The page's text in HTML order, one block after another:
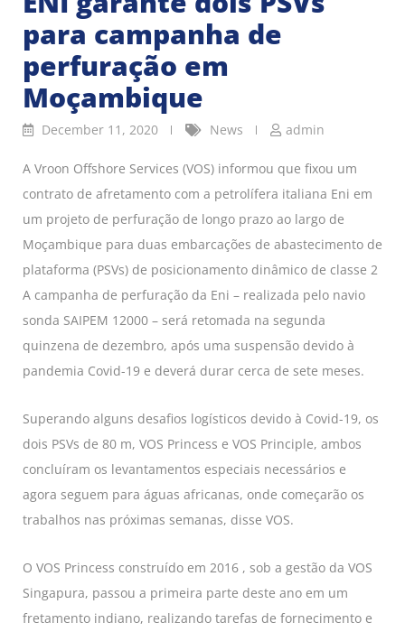
para campanha de
perfuração em
Moçambique
December 11, 2020 News admin
A Vroon Offshore Services (VOS) informou que fixou um
contrato de afretamento com a petrolífera italiana Eni em
um projeto de perfuração de longo prazo ao largo de
Moçambique para duas embarcações de abastecimento de
plataforma (PSVs) de posicionamento dinâmico de classe 2
A campanha de perfuração da Eni – realizada pelo navio
sonda SAIPEM 12000 – será retomada na segunda
quinzena de dezembro, após uma suspensão devido à
pandemia Covid-19 e deverá durar cerca de sete meses.
Superando alguns desafios logísticos devido à Covid-19, os
dois PSVs de 80 m, VOS Princess e VOS Principle, ambos
concluíram os levantamentos especiais necessários e
agora seguem para águas africanas, onde começarão os
trabalhos nas próximas semanas, disse VOS.
O VOS Princess construído em 2016 , sob a gestão da VOS
Singapura, passou a primeira parte deste ano em um
fretamento indiano, realizando tarefas de fornecimento e